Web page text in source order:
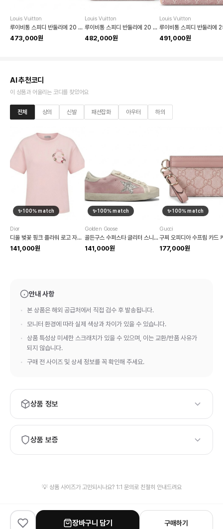
Louis Vuitton
루이비통 스피디 반둘리에 20 핸드백 (모노그램 앙블렘 루방)
473,000원
Louis Vuitton
루이비통 스피디 반둘리에 20 모노그램 앙블렘 루반 핸드백
482,000원
Louis Vuitton
491,000원
AI 추천코디
이 상품과 어울리는 코디를 찾았어요
전체 상의 신발 패션잡화 아우터 하의
✨100% match
Dior
디올 벚꽃 핑크 플라워 로고 자수 반팔 티셔츠
141,000원
✨100% match
Golden Goose
골든구스 수퍼스타 글리터 스니커즈
141,000원
✨100% match
Gucci
177,000원
안내 사항
본 상품은 해외 공급처에서 직접 검수 후 발송됩니다.
모니터 환경에 따라 실제 색상과 차이가 있을 수 있습니다.
상품 특성상 미세한 스크래치가 있을 수 있으며, 이는 교환/반품 사유가
되지 않습니다.
구매 전 사이즈 및 상세 정보를 꼭 확인해 주세요.
상품 정보
브랜드:Louis Vuitton
모델번호:M26039
상품 보증
정밀 검수 (로고, 봉제, 하드웨어)
💡 상품 사이즈가 고민되시나요? 1:1 문의로 친절히 안내드려요
장바구니 담기 구매하기